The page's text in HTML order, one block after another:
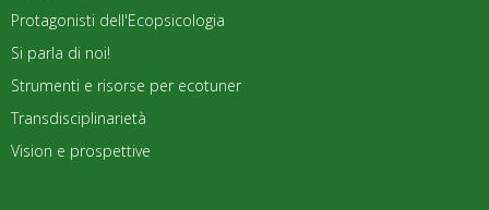
Protagonisti dell'Ecopsicologia
Si parla di noi!
Strumenti e risorse per ecotuner
Transdisciplinarietà
Vision e prospettive